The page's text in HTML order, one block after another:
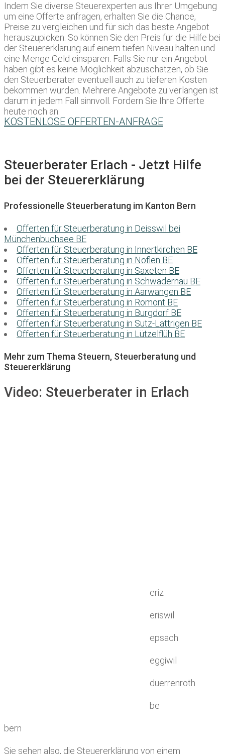
Indem Sie diverse Steuerexperten aus Ihrer Umgebung
um eine Offerte anfragen, erhalten Sie die Chance,
Preise zu vergleichen und für sich das beste Angebot
herauszupicken. So können Sie den Preis für die Hilfe bei
der Steuererklärung auf einem tiefen Niveau halten und
eine Menge Geld einsparen. Falls Sie nur ein Angebot
haben gibt es keine Möglichkeit abzuschätzen, ob Sie
den Steuerberater eventuell auch zu tieferen Kosten
bekommen würden. Mehrere Angebote zu verlangen ist
darum in jedem Fall sinnvoll. Fordern Sie Ihre Offerte
heute noch an:
KOSTENLOSE OFFERTEN-ANFRAGE
Steuerberater Erlach - Jetzt Hilfe
bei der Steuererklärung
Professionelle Steuerberatung im Kanton Bern
Offerten für Steuerberatung in Deisswil bei
Münchenbuchsee BE
Offerten für Steuerberatung in Innertkirchen BE
Offerten für Steuerberatung in Noflen BE
Offerten für Steuerberatung in Saxeten BE
Offerten für Steuerberatung in Schwadernau BE
Offerten für Steuerberatung in Aarwangen BE
Offerten für Steuerberatung in Romont BE
Offerten für Steuerberatung in Burgdorf BE
Offerten für Steuerberatung in Sutz-Lattrigen BE
Offerten für Steuerberatung in Lützelflüh BE
Mehr zum Thema Steuern, Steuerberatung und
Steuererklärung
Video: Steuerberater in Erlach
eriz
eriswil
epsach
eggiwil
duerrenroth
be
bern
Sie sehen also, die Steuererklärung von einem